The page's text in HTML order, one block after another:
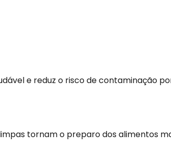
e reduz o risco de contaminação
tornam o preparo dos alimentos